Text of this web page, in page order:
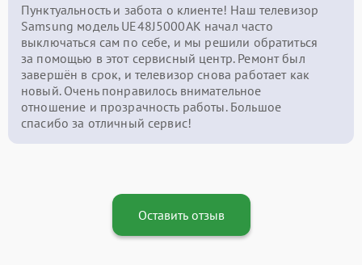
Пунктуальность и забота о клиенте! Наш телевизор
Samsung модель UE48J5000AK начал часто
выключаться сам по себе, и мы решили обратиться
за помощью в этот сервисный центр. Ремонт был
завершён в срок, и телевизор снова работает как
новый. Очень понравилось внимательное
отношение и прозрачность работы. Большое
спасибо за отличный сервис!
Оставить отзыв